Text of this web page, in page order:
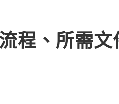
程、所需